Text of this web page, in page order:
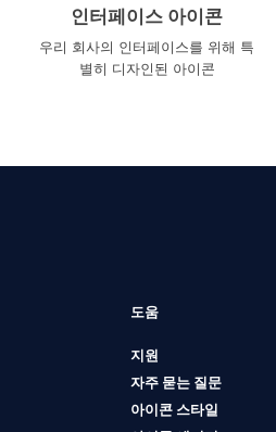
인터페이스 아이콘
우리 회사의 인터페이스를 위해 특
별히 디자인된 아이콘
도움
지원
자주 묻는 질문
아이콘 스타일